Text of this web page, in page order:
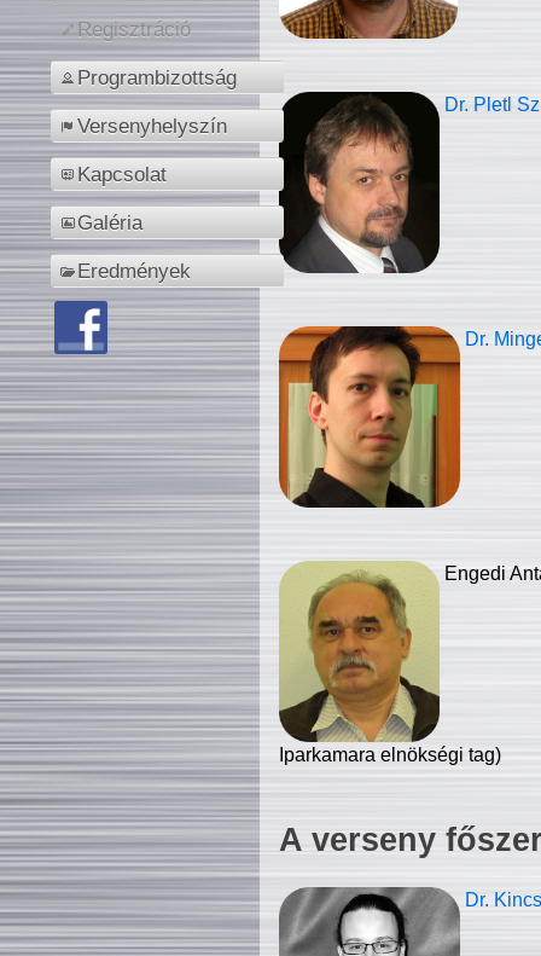
Regisztráció
Programbizottság
Versenyhelyszín
Kapcsolat
Galéria
Eredmények
Dr. Pletl
Dr.
Engedi
Iparkamara elnökségi tag)
A verseny
Dr.